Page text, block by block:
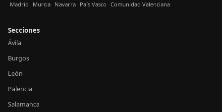
Madrid Murcia Navarra País Vasco Comunidad Valenciana
Secciones
Ávila
Burgos
León
Palencia
Salamanca